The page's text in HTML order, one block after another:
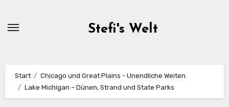
Stefi's Welt
Start
Chicago und Great Plains - Unendliche Weiten
Lake Michigan – Dünen, Strand und State Parks